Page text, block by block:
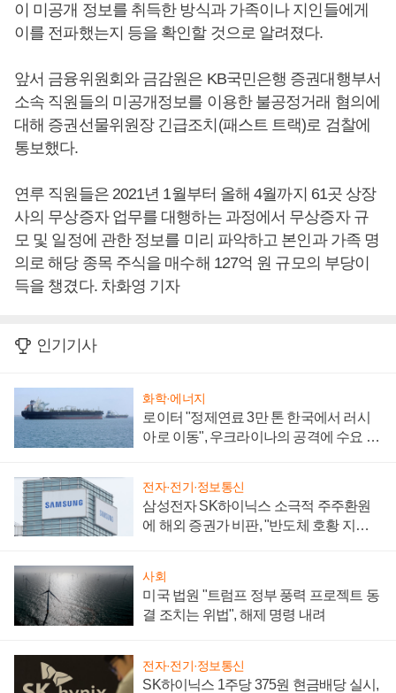
이 미공개 정보를 취득한 방식과 가족이나 지인들에게
이를 전파했는지 등을 확인할 것으로 알려졌다.
앞서 금융위원회와 금감원은 KB국민은행 증권대행부서
소속 직원들의 미공개정보를 이용한 불공정거래 혐의에
대해 증권선물위원장 긴급조치(패스트 트랙)로 검찰에
통보했다.
연루 직원들은 2021년 1월부터 올해 4월까지 61곳 상장
사의 무상증자 업무를 대행하는 과정에서 무상증자 규
모 및 일정에 관한 정보를 미리 파악하고 본인과 가족 명
의로 해당 종목 주식을 매수해 127억 원 규모의 부당이
득을 챙겼다. 차화영 기자
인기기사
화학·에너지
로이터 "정제연료 3만 톤 한국에서 러시
아로 이동", 우크라이나의 공격에 수요 늘
전자·전기·정보통신
삼성전자 SK하이닉스 소극적 주주환원
에 해외 증권가 비판, "반도체 호황 지속
사회
미국 법원 "트럼프 정부 풍력 프로젝트 동
결 조치는 위법", 해제 명령 내려
전자·전기·정보통신
SK하이닉스 1주당 375원 현금배당 실시,